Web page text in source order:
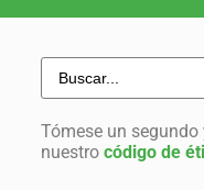
Tómese un segundo
nuestro código de